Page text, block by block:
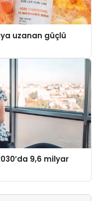
uzanan güçlü
9,6 milyar